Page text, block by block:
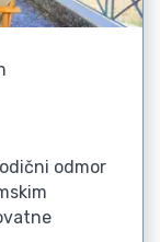
odmor